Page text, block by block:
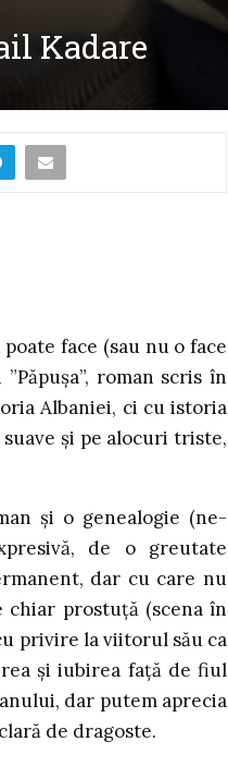
Kadare
face (sau nu o face
roman scris în
Albaniei, ci cu istoria
și pe alocuri triste,
și o genealogie (ne-
de o greutate
dar cu care nu
chiar prostuță (scena în
privire la viitorul său ca
și iubirea față de fiul
dar putem aprecia
de dragoste.